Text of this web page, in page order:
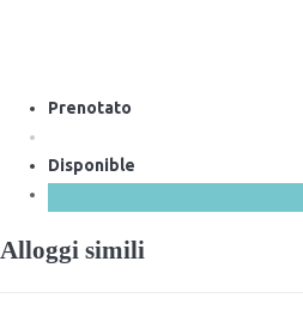
Prenotato
Disponible
Alloggi simili